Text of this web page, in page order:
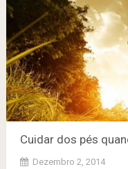
Cuidar dos pés
Dezembro 2, 2014